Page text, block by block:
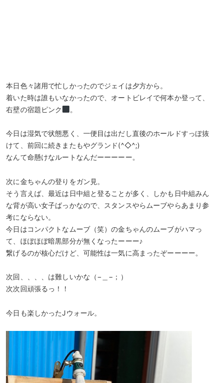
本日色々諸用で忙しかったのでジェイは夕方から。
着いた時は誰もいなかったので、オートビレイで何本か登って、
右壁の宿題ピンク
。
今日は湿気で状態悪く、一便目は出だし直後のホールドすっぽ抜
けて、前回に続きまたもやグランド(^◇^;)
なんて命懸けなルートなんだーーーーー。
次に金ちゃんの登りをガン見。
そう言えば、最近は日中組と登ることが多く、しかも日中組みん
な背が高い女子ばっかなので、スタンスやらムーブやらあまり参
考にならない。
今日はコンパクトなムーブ（笑）の金ちゃんのムーブがハマっ
て、ほぼほぼ暗黒部分が無くなったーーー♪
繋げるのが核心だけど、可能性は一気に高まったぞーーーー。
次回、、、、は難しいかな（−＿−；）
次次回頑張るっ！！
今日も楽しかったJウォール。